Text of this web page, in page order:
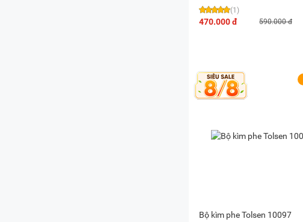
(1)
470.000 đ 590.000 đ
Bộ kìm phe Tolsen 10097